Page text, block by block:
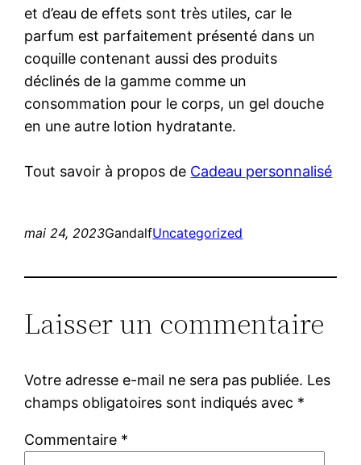
et d’eau de effets sont très utiles, car le
parfum est parfaitement présenté dans un
coquille contenant aussi des produits
déclinés de la gamme comme un
consommation pour le corps, un gel douche
en une autre lotion hydratante.
Tout savoir à propos de Cadeau personnalisé
mai 24, 2023GandalfUncategorized
Laisser un commentaire
Votre adresse e-mail ne sera pas publiée. Les
champs obligatoires sont indiqués avec *
Commentaire *